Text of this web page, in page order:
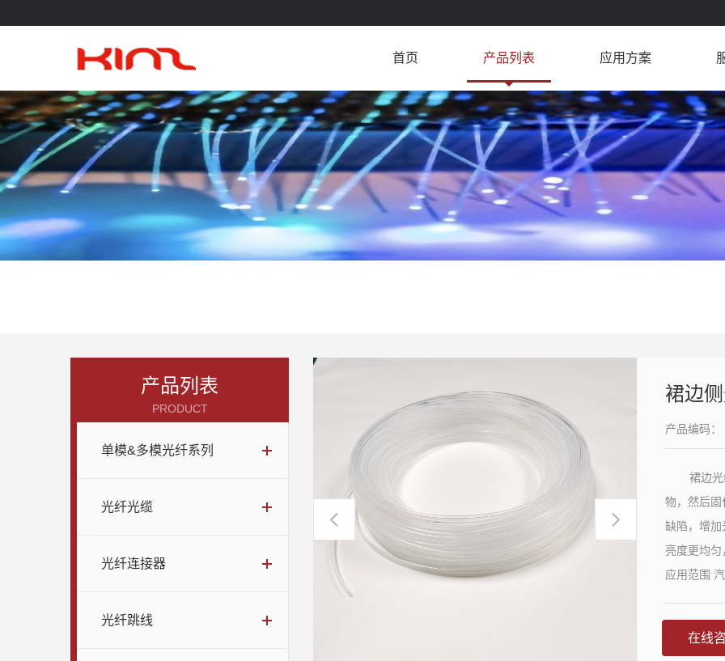
首页 产品列表 应用方案
产品列表
PRODUCT
单模&多模光纤系列
光纤光缆
光纤连接器
光纤跳线
裙边
产品编码：
裙边
物，然后固
缺陷，增加光
亮度更均匀
应用范围
在线